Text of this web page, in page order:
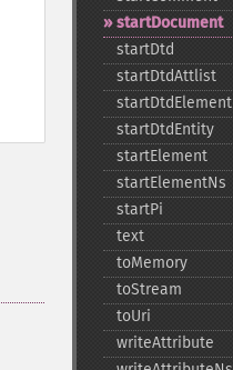
startDocument
startDtd
startDtdAttlist
startDtdElement
startDtdEntity
startElement
startElementNs
startPi
text
toMemory
toStream
toUri
writeAttribute